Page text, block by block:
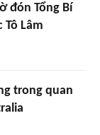
đón Tổng Bí
Lâm
trong quan